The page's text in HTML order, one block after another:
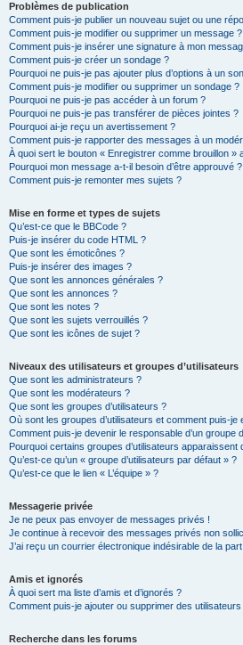
Problèmes de publication
Comment puis-je publier un nouveau sujet ou une
Comment puis-je modifier ou supprimer un message ?
Comment puis-je insérer une signature à mon
Comment puis-je créer un sondage ?
Pourquoi ne puis-je pas ajouter plus d’options à un
Comment puis-je modifier ou supprimer un sondage ?
Pourquoi ne puis-je pas accéder à un forum ?
Pourquoi ne puis-je pas transférer de pièces jointes ?
Pourquoi ai-je reçu un avertissement ?
Comment puis-je rapporter des messages à un
À quoi sert le bouton « Enregistrer comme brouillon »
Pourquoi mon message a-t-il besoin d’être approuvé ?
Comment puis-je remonter mes sujets ?
Mise en forme et types de sujets
Qu’est-ce que le BBCode ?
Puis-je insérer du code HTML ?
Que sont les émoticônes ?
Puis-je insérer des images ?
Que sont les annonces générales ?
Que sont les annonces ?
Que sont les notes ?
Que sont les sujets verrouillés ?
Que sont les icônes de sujet ?
Niveaux des utilisateurs et groupes d’utilisateurs
Que sont les administrateurs ?
Que sont les modérateurs ?
Que sont les groupes d’utilisateurs ?
Où sont les groupes d’utilisateurs et comment puis-je
Comment puis-je devenir le responsable d’un groupe
Pourquoi certains groupes d’utilisateurs
Qu’est-ce qu’un « groupe d’utilisateurs par défaut » ?
Qu’est-ce que le lien « L’équipe » ?
Messagerie privée
Je ne peux pas envoyer de messages privés !
Je continue à recevoir des messages privés non
J’ai reçu un courrier électronique indésirable de la
Amis et ignorés
À quoi sert ma liste d’amis et d’ignorés ?
Comment puis-je ajouter ou supprimer des utilisateurs
Recherche dans les forums